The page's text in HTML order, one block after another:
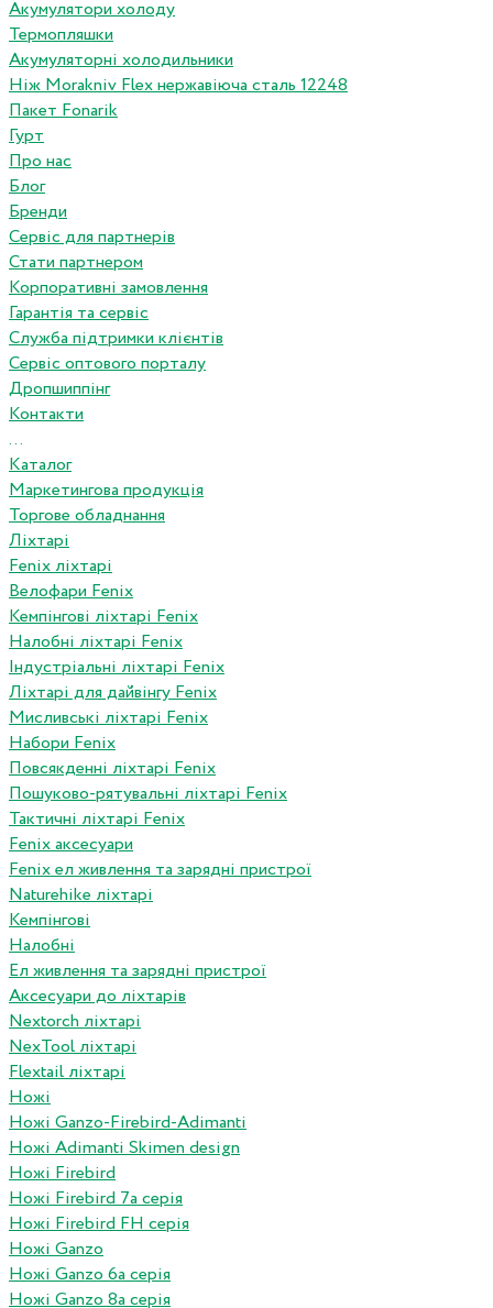
Акумулятори холоду
Термопляшки
Акумуляторні холодильники
Ніж Morakniv Flex нержавіюча сталь 12248
Пакет Fonarik
Гурт
Про нас
Блог
Бренди
Сервіс для партнерів
Стати партнером
Корпоративні замовлення
Гарантія та сервіс
Служба підтримки клієнтів
Сервіс оптового порталу
Дропшиппінг
Контакти
...
Каталог
Маркетингова продукція
Торгове обладнання
Ліхтарі
Fenix ліхтарі
Велофари Fenix
Кемпінгові ліхтарі Fenix
Налобні ліхтарі Fenix
Індустріальні ліхтарі Fenix
Ліхтарі для дайвінгу Fenix
Мисливські ліхтарі Fenix
Набори Fenix
Повсякденні ліхтарі Fenix
Пошуково-рятувальні ліхтарі Fenix
Тактичні ліхтарі Fenix
Fenix аксесуари
Fenix ел живлення та зарядні пристрої
Naturehike ліхтарі
Кемпінгові
Налобні
Ел живлення та зарядні пристрої
Аксесуари до ліхтарів
Nextorch ліхтарі
NexTool ліхтарі
Flextail ліхтарі
Ножі
Ножі Ganzo-Firebird-Adimanti
Ножі Adimanti Skimen design
Ножі Firebird
Ножі Firebird 7а серія
Ножі Firebird FH серія
Ножі Ganzo
Ножі Ganzo 6а серія
Ножі Ganzo 8а серія